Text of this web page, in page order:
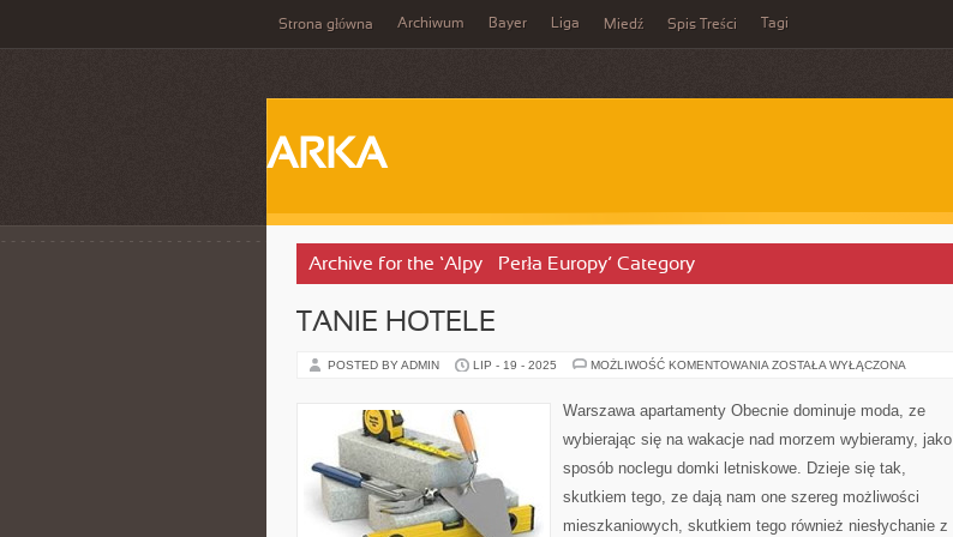
Strona główna Archiwum Bayer Liga Miedź Spis Treści Tagi
ARKA
Archive for the ‘Alpy – Perła Europy’ Category
TANIE HOTELE
POSTED BY ADMIN LIP - 19 - 2025 MOŻLIWOŚĆ KOMENTOWANIA TANIE
ZOSTAŁA WYŁĄCZONA
Warszawa apartamenty Obecnie dominuje moda, ze
wybierając się na wakacje nad morzem wybieramy, jako
sposób noclegu domki letniskowe. Dzieje się tak,
skutkiem tego, ze dają nam one szereg możliwości
mieszkaniowych, skutkiem tego również niesłychanie z